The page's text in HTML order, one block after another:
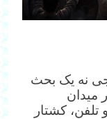
نه یک بحث
میدان
کشتار